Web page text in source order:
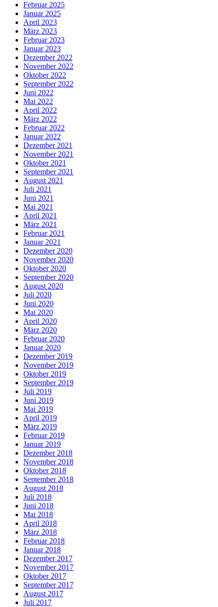
Februar 2025
Januar 2025
April 2023
März 2023
Februar 2023
Januar 2023
Dezember 2022
November 2022
Oktober 2022
September 2022
Juni 2022
Mai 2022
April 2022
März 2022
Februar 2022
Januar 2022
Dezember 2021
November 2021
Oktober 2021
September 2021
August 2021
Juli 2021
Juni 2021
Mai 2021
April 2021
März 2021
Februar 2021
Januar 2021
Dezember 2020
November 2020
Oktober 2020
September 2020
August 2020
Juli 2020
Juni 2020
Mai 2020
April 2020
März 2020
Februar 2020
Januar 2020
Dezember 2019
November 2019
Oktober 2019
September 2019
Juli 2019
Juni 2019
Mai 2019
April 2019
März 2019
Februar 2019
Januar 2019
Dezember 2018
November 2018
Oktober 2018
September 2018
August 2018
Juli 2018
Juni 2018
Mai 2018
April 2018
März 2018
Februar 2018
Januar 2018
Dezember 2017
November 2017
Oktober 2017
September 2017
August 2017
Juli 2017